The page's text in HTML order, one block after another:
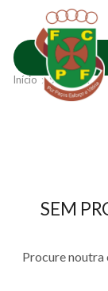
Início Shop L
SEM
Procure noutra